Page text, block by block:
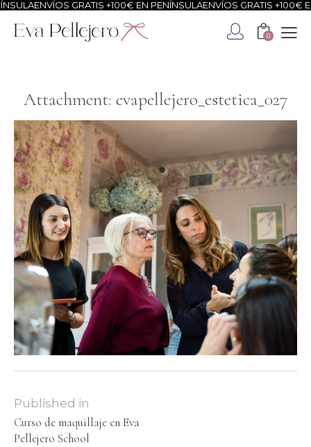
ENVÍOS GRATIS +100€ EN PENÍNSULAENVÍOS GRATIS +100€ EN
0
Attachment: evapellejero_estetica_027
Published in
Curso de maquillaje en Eva
Pellejero School